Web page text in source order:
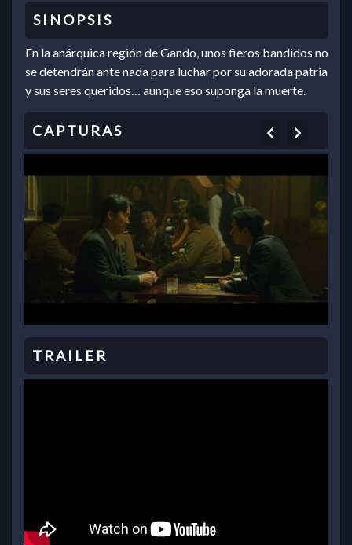
En la anárquica región de Gando, unos fieros bandidos no
se detendrán ante nada para luchar por su adorada patria
y sus seres queridos… aunque eso suponga la muerte.
Previous